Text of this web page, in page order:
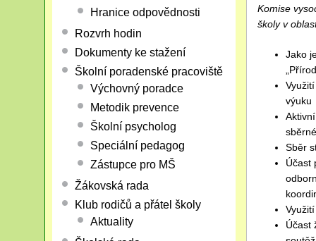
Komise
školy v
Jako
výuku
Sběr
Účast
Účast
Hranice odpovědnosti
Rozvrh hodin
Dokumenty ke stažení
Školní poradenské pracoviště
Výchovný poradce
Metodik prevence
Školní psycholog
Speciální pedagog
Zástupce pro MŠ
Žákovská rada
Klub rodičů a přátel školy
Aktuality